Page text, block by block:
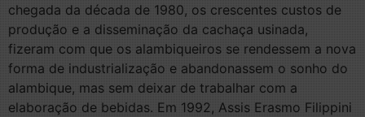
chegada da década de 1980, os crescentes custos de
produção e a disseminação da cachaça usinada,
fizeram com que os alambiqueiros se rendessem a nova
forma de industrialização e abandonassem o sonho do
alambique, mas sem deixar de trabalhar com a
elaboração de bebidas. Em 1992, Assis Erasmo Filippini